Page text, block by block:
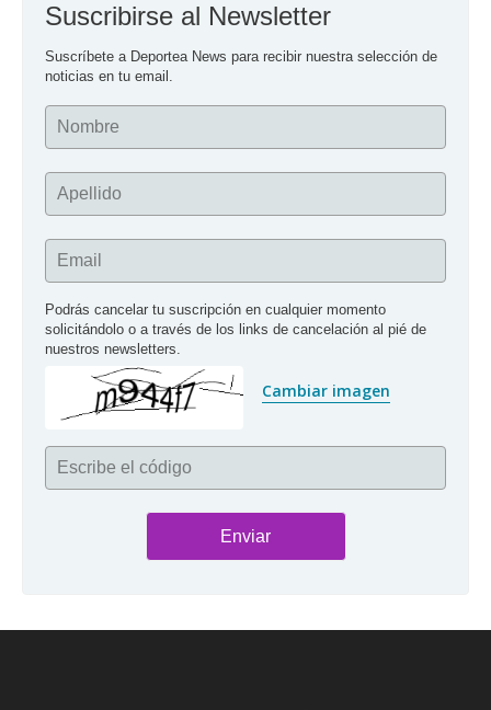
Suscribirse al Newsletter
Suscríbete a Deportea News para recibir nuestra selección de
noticias en tu email.
Nombre
Apellido
Email
Podrás cancelar tu suscripción en cualquier momento
solicitándolo o a través de los links de cancelación al pié de
nuestros newsletters.
Cambiar imagen
Escribe el código